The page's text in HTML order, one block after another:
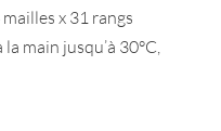
x 31 rangs
main jusqu’à 30°C,